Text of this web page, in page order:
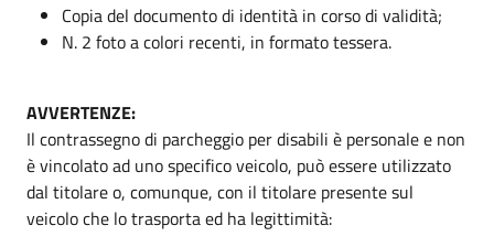
Copia del documento di identità in corso di validità;
N. 2 foto a colori recenti, in formato tessera.
AVVERTENZE:
Il contrassegno di parcheggio per disabili è personale e non
è vincolato ad uno specifico veicolo, può essere utilizzato
dal titolare o, comunque, con il titolare presente sul
veicolo che lo trasporta ed ha legittimità: